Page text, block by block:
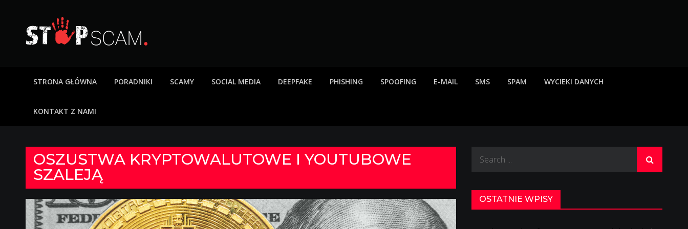
content
STRONA GŁÓWNA PORADNIKI SCAMY SOCIAL MEDIA DEEPFAKE PHISHING SPOOFING E-MAIL SMS SPAM WYCIEKI DANYCH
KONTAKT Z NAMI
OSZUSTWA KRYPTOWALUTOWE I YOUTUBOWE
SZALEJĄ
OSTATNIE WPISY